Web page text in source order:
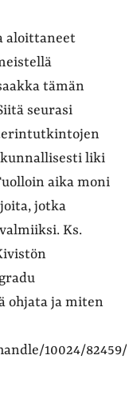
aloittaneet
tämän
seurasi
liki
aika moni
jotka
Ks.
ohjata ja miten
10024/82459/